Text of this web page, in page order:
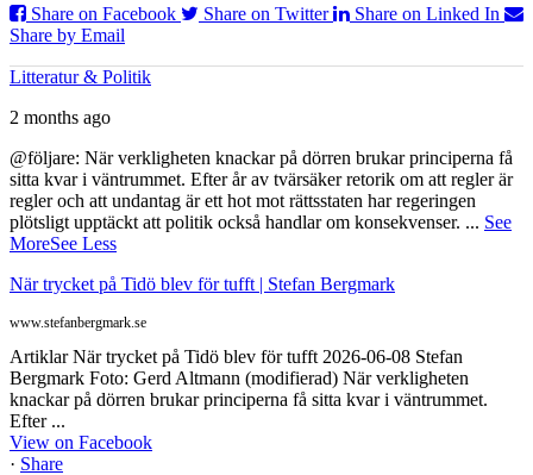
Share on Facebook
Share on Twitter
Share on Linked In
Share by Email
Litteratur & Politik
2 months ago
@följare: När verkligheten knackar på dörren brukar principerna få
sitta kvar i väntrummet. Efter år av tvärsäker retorik om att regler är
regler och att undantag är ett hot mot rättsstaten har regeringen
plötsligt upptäckt att politik också handlar om konsekvenser. ... See
MoreSee Less
När trycket på Tidö blev för tufft | Stefan Bergmark
www.stefanbergmark.se
Artiklar När trycket på Tidö blev för tufft 2026-06-08 Stefan
Bergmark Foto: Gerd Altmann (modifierad) När verkligheten
knackar på dörren brukar principerna få sitta kvar i väntrummet.
Efter ...
View on Facebook
· Share